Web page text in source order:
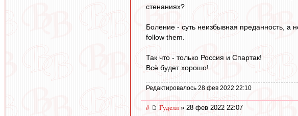
стенаниях?
Боление - суть неизбывная преданность, а
follow them.
Так что - только Россия и Спартак!
Всё будет хорошо!
Редактировалось 28 фев 2022 22:10
# Гуделл» 28 фев 2022 22:07